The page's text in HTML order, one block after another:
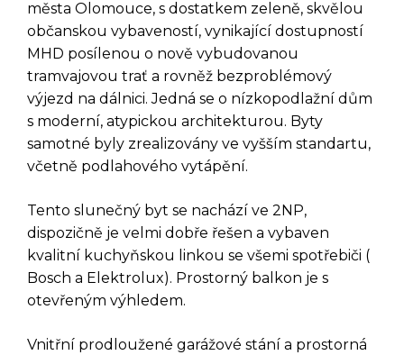
města Olomouce, s dostatkem zeleně, skvělou
občanskou vybaveností, vynikající dostupností
MHD posílenou o nově vybudovanou
tramvajovou trať a rovněž bezproblémový
výjezd na dálnici. Jedná se o nízkopodlažní dům
s moderní, atypickou architekturou. Byty
samotné byly zrealizovány ve vyšším standartu,
včetně podlahového vytápění.
Tento slunečný byt se nachází ve 2NP,
dispozičně je velmi dobře řešen a vybaven
kvalitní kuchyňskou linkou se všemi spotřebiči (
Bosch a Elektrolux). Prostorný balkon je s
otevřeným výhledem.
Vnitřní prodloužené garážové stání a prostorná